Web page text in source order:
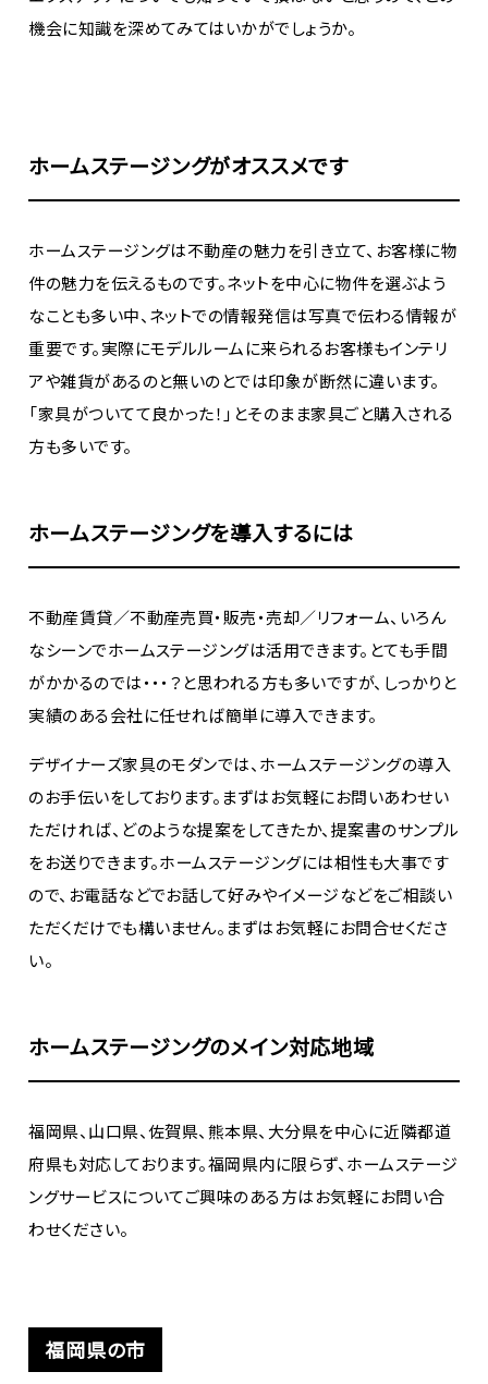
機会に知識を深めてみてはいかがでしょうか。
ホームステージングがオススメです
ホームステージングは不動産の魅力を引き立て、お客様に物
件の魅力を伝えるものです。ネットを中心に物件を選ぶよう
なことも多い中、ネットでの情報発信は写真で伝わる情報が
重要です。実際にモデルルームに来られるお客様もインテリ
アや雑貨があるのと無いのとでは印象が断然に違います。
「家具がついてて良かった！」とそのまま家具ごと購入される
方も多いです。
ホームステージングを導入するには
不動産賃貸／不動産売買・販売・売却／リフォーム、いろん
なシーンでホームステージングは活用できます。とても手間
がかかるのでは・・・？と思われる方も多いですが、しっかりと
実績のある会社に任せれば簡単に導入できます。
デザイナーズ家具のモダンでは、ホームステージングの導入
のお手伝いをしております。まずはお気軽にお問いあわせい
ただければ、どのような提案をしてきたか、提案書のサンプル
をお送りできます。ホームステージングには相性も大事です
ので、お電話などでお話して好みやイメージなどをご相談い
ただくだけでも構いません。まずはお気軽にお問合せくださ
い。
ホームステージングのメイン対応地域
福岡県、山口県、佐賀県、熊本県、大分県を中心に近隣都道
府県も対応しております。福岡県内に限らず、ホームステージ
ングサービスについてご興味のある方はお気軽にお問い合
わせください。
福岡県の市